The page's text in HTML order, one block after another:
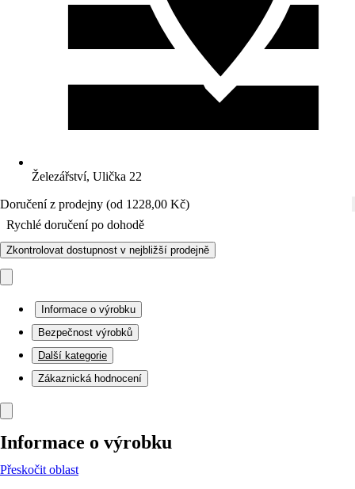
Železářství, Ulička 22
Doručení z prodejny (od 1228,00 Kč)
Rychlé doručení po dohodě
Zkontrolovat dostupnost v nejbližší prodejně
Informace o výrobku
Bezpečnost výrobků
Další kategorie
Zákaznická hodnocení
Informace o výrobku
Přeskočit oblast